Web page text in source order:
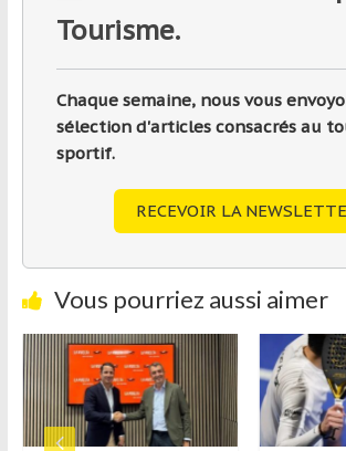
Tourisme.
Chaque semaine, nous vous
sélection d'articles consacrés au
sportif.
RECEVOIR LA
Vous pourriez aussi aimer